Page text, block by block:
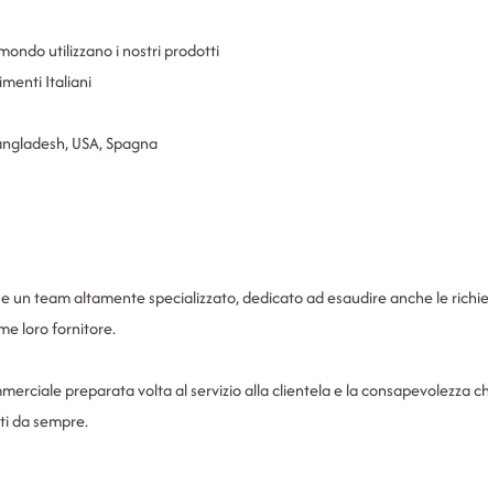
utilizzano i nostri prodotti
Italiani
USA, Spagna
team altamente specializzato, dedicato ad esaudire anche le
loro fornitore.
preparata volta al servizio alla clientela e la consapevolezza
da sempre.